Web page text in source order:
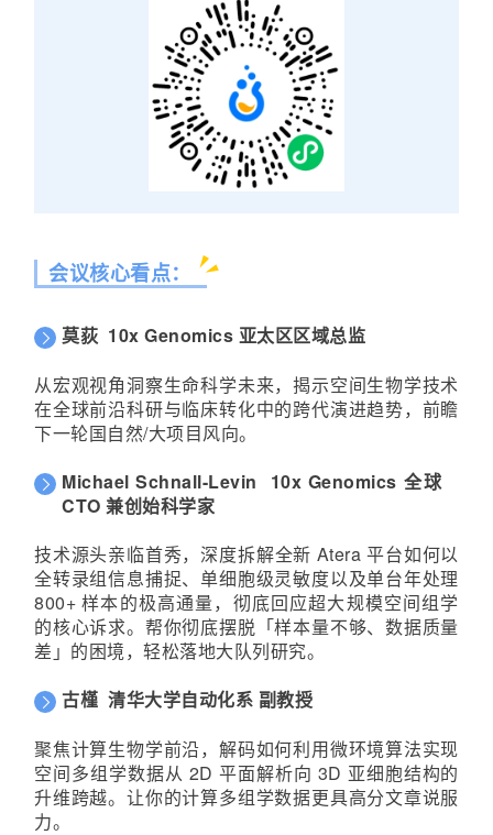
会议核心看点：
莫荻 10x Genomics 亚太区区域总监
从宏观视角洞察生命科学未来，揭示空间生物学技术
在全球前沿科研与临床转化中的跨代演进趋势，前瞻
下一轮国自然/大项目风向。
Michael Schnall-Levin 10x Genomics 全球
CTO 兼创始科学家
技术源头亲临首秀，深度拆解全新 Atera 平台如何以
全转录组信息捕捉、单细胞级灵敏度以及单台年处理
800+ 样本的极高通量，彻底回应超大规模空间组学
的核心诉求。帮你彻底摆脱「样本量不够、数据质量
差」的困境，轻松落地大队列研究。
古槿 清华大学自动化系 副教授
聚焦计算生物学前沿，解码如何利用微环境算法实现
空间多组学数据从 2D 平面解析向 3D 亚细胞结构的
升维跨越。让你的计算多组学数据更具高分文章说服
力。